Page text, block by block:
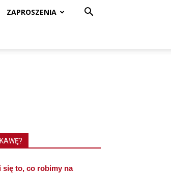
ZAPROSZENIA
się to, co robimy na